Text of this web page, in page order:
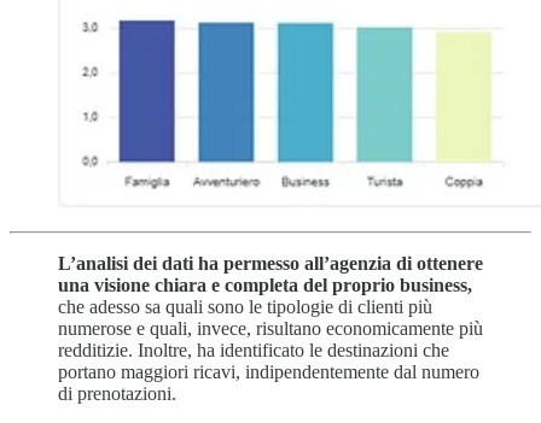
L’analisi dei dati ha permesso all’agenzia di ottenere
una visione chiara e completa del proprio business,
che adesso sa quali sono le tipologie di clienti più
numerose e quali, invece, risultano economicamente più
redditizie. Inoltre, ha identificato le destinazioni che
portano maggiori ricavi, indipendentemente dal numero
di prenotazioni.